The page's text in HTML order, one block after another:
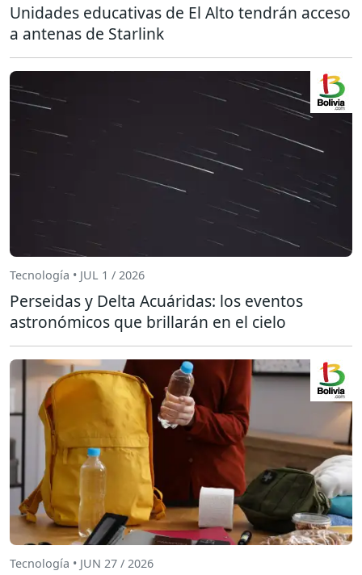
Unidades educativas de El Alto tendrán acceso
a antenas de Starlink
Tecnología • JUL 1 / 2026
Perseidas y Delta Acuáridas: los eventos
astronómicos que brillarán en el cielo
Tecnología • JUN 27 / 2026